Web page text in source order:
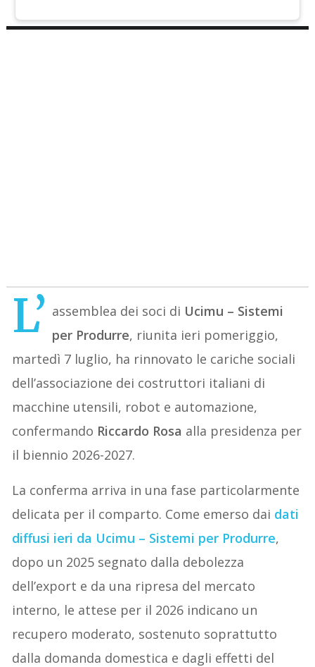
L’ assemblea dei soci di Ucimu – Sistemi
per Produrre, riunita ieri pomeriggio,
martedì 7 luglio, ha rinnovato le cariche sociali
dell’associazione dei costruttori italiani di
macchine utensili, robot e automazione,
confermando Riccardo Rosa alla presidenza per
il biennio 2026-2027.
La conferma arriva in una fase particolarmente
delicata per il comparto. Come emerso dai dati
diffusi ieri da Ucimu – Sistemi per Produrre,
dopo un 2025 segnato dalla debolezza
dell’export e da una ripresa del mercato
interno, le attese per il 2026 indicano un
recupero moderato, sostenuto soprattutto
dalla domanda domestica e dagli effetti del